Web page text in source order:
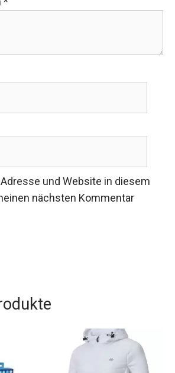
*
und Website in diesem
nächsten Kommentar